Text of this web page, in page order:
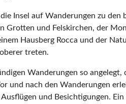
Insel auf Wanderungen zu
Grotten und Felskirchen, der
Hausberg Rocca und der
treten.
Wanderungen so angelegt,
und nach den Wanderungen
und Besichtigungen.